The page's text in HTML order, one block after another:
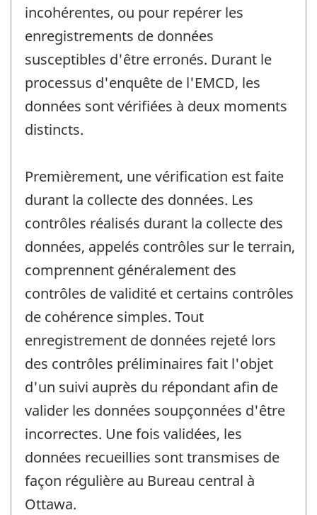
incohérentes, ou pour repérer les
enregistrements de données
susceptibles d'être erronés. Durant le
processus d'enquête de l'EMCD, les
données sont vérifiées à deux moments
distincts.
Premièrement, une vérification est faite
durant la collecte des données. Les
contrôles réalisés durant la collecte des
données, appelés contrôles sur le terrain,
comprennent généralement des
contrôles de validité et certains contrôles
de cohérence simples. Tout
enregistrement de données rejeté lors
des contrôles préliminaires fait l'objet
d'un suivi auprès du répondant afin de
valider les données soupçonnées d'être
incorrectes. Une fois validées, les
données recueillies sont transmises de
façon régulière au Bureau central à
Ottawa.